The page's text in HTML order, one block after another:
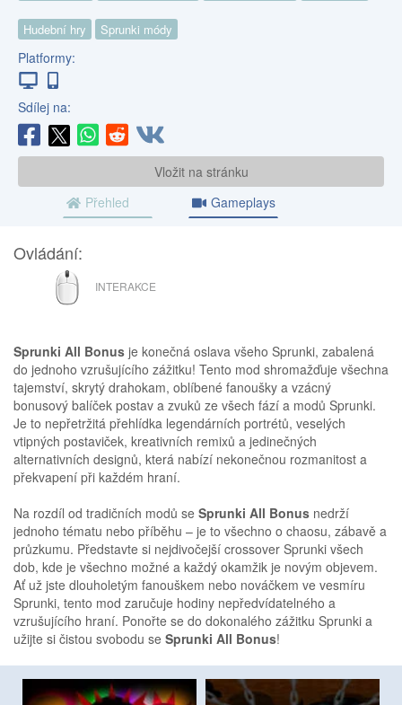
Hudební hry Sprunki módy
Platformy:
Sdílej na:
Vložit na stránku
Přehled
Gameplays
Ovládání:
MYŠ
INTERAKCE
Sprunki All Bonus je konečná oslava všeho Sprunki, zabalená
do jednoho vzrušujícího zážitku! Tento mod shromažďuje všechna
tajemství, skrytý drahokam, oblíbené fanoušky a vzácný
bonusový balíček postav a zvuků ze všech fází a modů Sprunki.
Je to nepřetržitá přehlídka legendárních portrétů, veselých
vtipných postaviček, kreativních remixů a jedinečných
alternativních designů, která nabízí nekonečnou rozmanitost a
překvapení při každém hraní.
Na rozdíl od tradičních modů se Sprunki All Bonus nedrží
jednoho tématu nebo příběhu – je to všechno o chaosu, zábavě a
průzkumu. Představte si nejdivočejší crossover Sprunki všech
dob, kde je všechno možné a každý okamžik je novým objevem.
Ať už jste dlouholetým fanouškem nebo nováčkem ve vesmíru
Sprunki, tento mod zaručuje hodiny nepředvídatelného a
vzrušujícího hraní. Ponořte se do dokonalého zážitku Sprunki a
užijte si čistou svobodu se Sprunki All Bonus!